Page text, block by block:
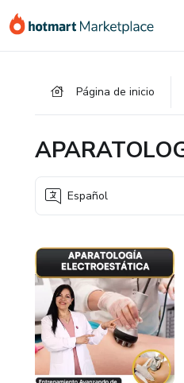
Página de inicio
Español